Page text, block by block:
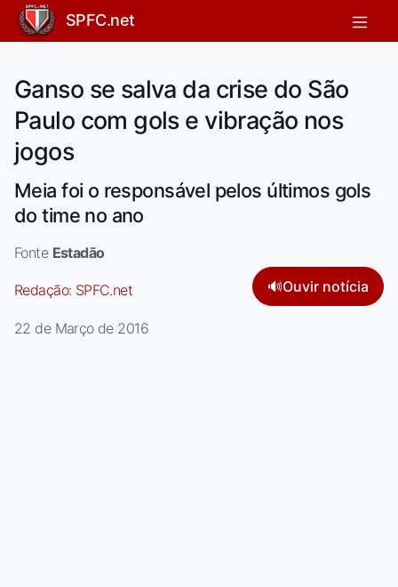
SPFC.net
Ganso se salva da crise do São
Paulo com gols e vibração nos
jogos
Meia foi o responsável pelos últimos gols
do time no ano
Fonte Estadão
Redação: SPFC.net 🔊Ouvir notícia
22 de Março de 2016